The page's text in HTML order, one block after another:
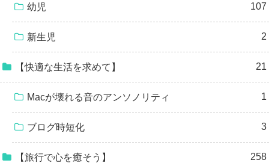
幼児 107
新生児 2
【快適な生活を求めて】 21
Macが壊れる音のアンソノリティ 1
ブログ時短化 3
【旅行で心を癒そう】 258